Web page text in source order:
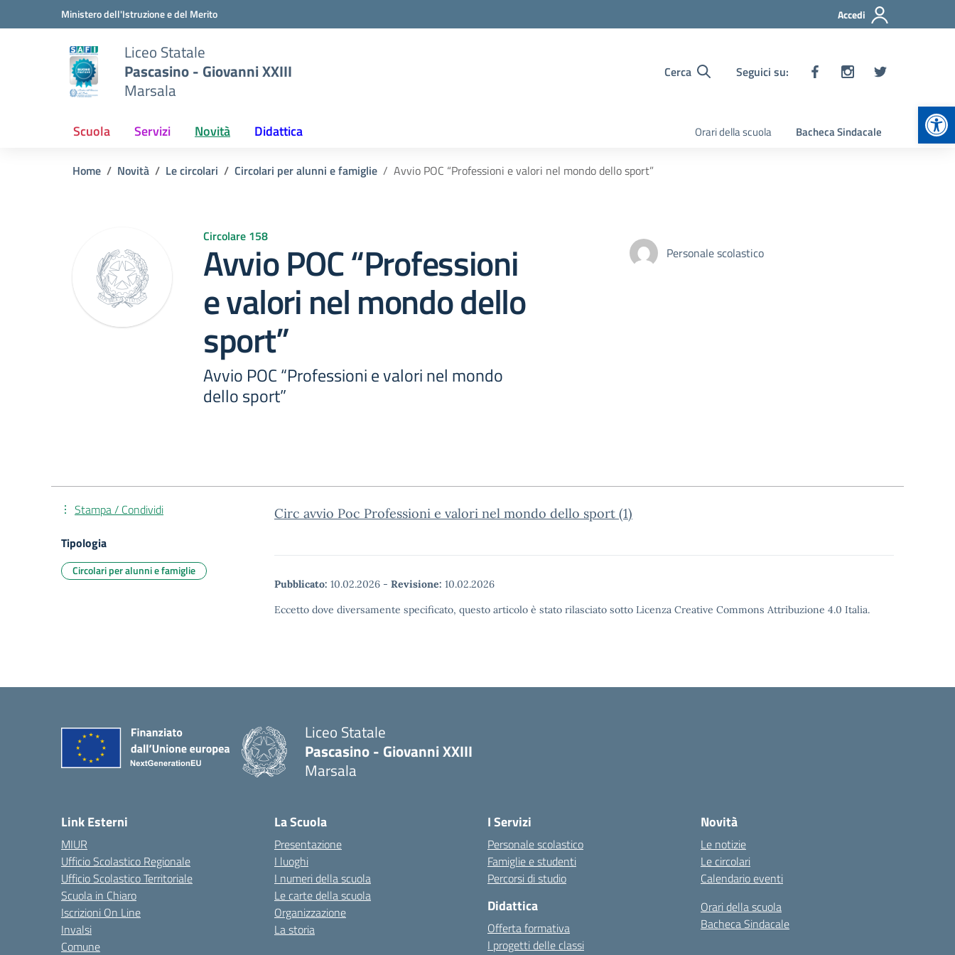
Vai ai contenuti
Vai al menu di navigazioneMinistero dell'Istruzione e del Merito Accedi
Liceo Statale
Pascasino - Giovanni XXIII
Marsala
Cerca Seguici su:
Scuola Servizi Novità Didattica Orari della scuola Bacheca Sindacale
Home Novità Le circolari Circolari per alunni e famiglie Avvio POC “Professioni e valori nel mondo dello sport”
Circolare 158
Avvio POC “Professioni
e valori nel mondo dello
sport”
Avvio POC “Professioni e valori nel mondo
dello sport”
Personale scolastico
Circ avvio Poc Professioni e valori nel mondo dello sport (1)
Pubblicato: 10.02.2026 - Revisione: 10.02.2026
Eccetto dove diversamente specificato, questo articolo è stato rilasciato sotto Licenza Creative Commons Attribuzione 4.0 Italia.
Stampa / Condividi
Tipologia
Circolari per alunni e famiglie
Liceo Statale
Pascasino - Giovanni XXIII
Marsala
Link Esterni
MIUR
Ufficio Scolastico Regionale
Ufficio Scolastico Territoriale
Scuola in Chiaro
Iscrizioni On Line
Invalsi
Comune
La Scuola
Presentazione
I luoghi
I numeri della scuola
Le carte della scuola
Organizzazione
La storia
I Servizi
Personale scolastico
Famiglie e studenti
Percorsi di studio
Didattica
Offerta formativa
I progetti delle classi
Novità
Le notizie
Le circolari
Calendario eventi
Orari della scuola
Bacheca Sindacale